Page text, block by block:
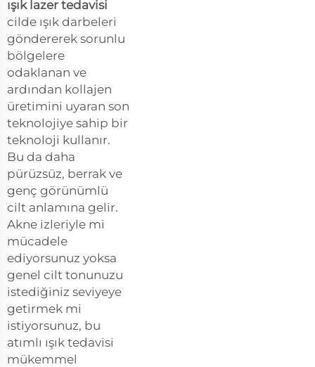
ışık lazer tedavisi
cilde ışık darbeleri
göndererek sorunlu
bölgelere
odaklanan ve
ardından kollajen
üretimini uyaran son
teknolojiye sahip bir
teknoloji kullanır.
Bu da daha
pürüzsüz, berrak ve
genç görünümlü
cilt anlamına gelir.
Akne izleriyle mi
mücadele
ediyorsunuz yoksa
genel cilt tonunuzu
istediğiniz seviyeye
getirmek mi
istiyorsunuz, bu
atımlı ışık tedavisi
mükemmel